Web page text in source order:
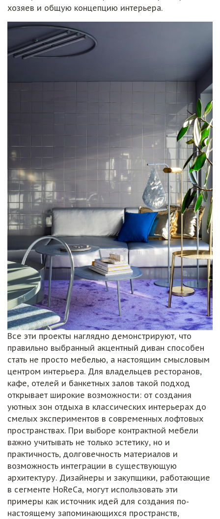
хозяев и общую концепцию интерьера.
Все эти проекты наглядно демонстрируют, что
правильно выбранный акцентный диван способен
стать не просто мебелью, а настоящим смысловым
центром интерьера. Для владельцев ресторанов,
кафе, отелей и банкетных залов такой подход
открывает широкие возможности: от создания
уютных зон отдыха в классических интерьерах до
смелых экспериментов в современных лофтовых
пространствах. При выборе контрактной мебели
важно учитывать не только эстетику, но и
практичность, долговечность материалов и
возможность интеграции в существующую
архитектуру. Дизайнеры и закупщики, работающие
в сегменте HoReCa, могут использовать эти
примеры как источник идей для создания по-
настоящему запоминающихся пространств,